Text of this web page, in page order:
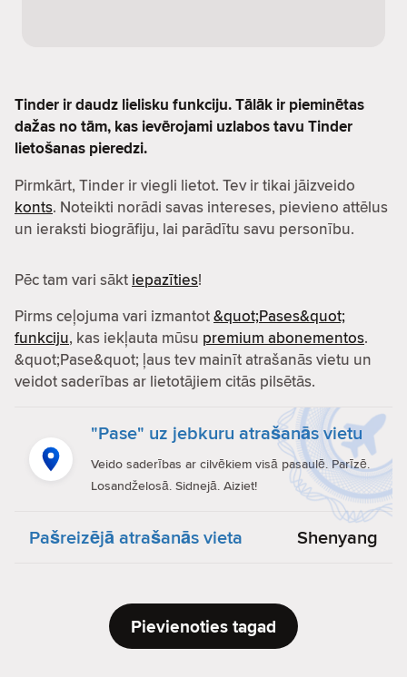
Tinder ir daudz lielisku funkciju. Tālāk ir pieminētas
dažas no tām, kas ievērojami uzlabos tavu Tinder
lietošanas pieredzi.
Pirmkārt, Tinder ir viegli lietot. Tev ir tikai jāizveido
konts. Noteikti norādi savas intereses, pievieno attēlus
un ieraksti biogrāfiju, lai parādītu savu personību.
Pēc tam vari sākt iepazīties!
Pirms ceļojuma vari izmantot&quot;Pases&quot;
funkciju, kas iekļauta mūsu premium abonementos.
&quot;Pase&quot; ļaus tev mainīt atrašanās vietu un
veidot saderības ar lietotājiem citās pilsētās.
"Pase" uz jebkuru atrašanās vietu
Veido saderības ar cilvēkiem visā pasaulē. Parīzē.
Losandželosā. Sidnejā. Aiziet!
Pašreizējā atrašanās vieta Shenyang
Pievienoties tagad